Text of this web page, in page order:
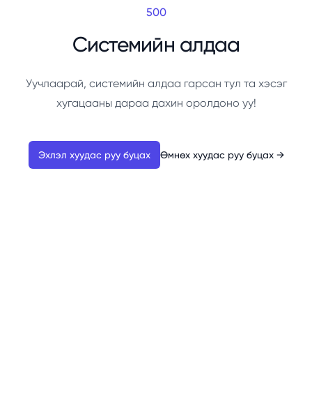
500
Системийн алдаа
Уучлаарай, системийн алдаа гарсан тул та хэсэг
хугацааны дараа дахин оролдоно уу!
Эхлэл хуудас руу буцах Өмнөх хуудас руу буцах →